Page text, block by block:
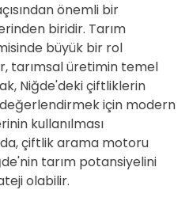
önemli bir
biridir. Tarım
büyük bir rol
tarımsal üretimin temel
Niğde'deki çiftliklerin
için modern
kullanılması
çiftlik arama motoru
tarım potansiyelini
olabilir.